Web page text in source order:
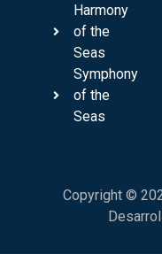
Harmony
of the
Seas
Symphony
of the
Seas
Copyright ©